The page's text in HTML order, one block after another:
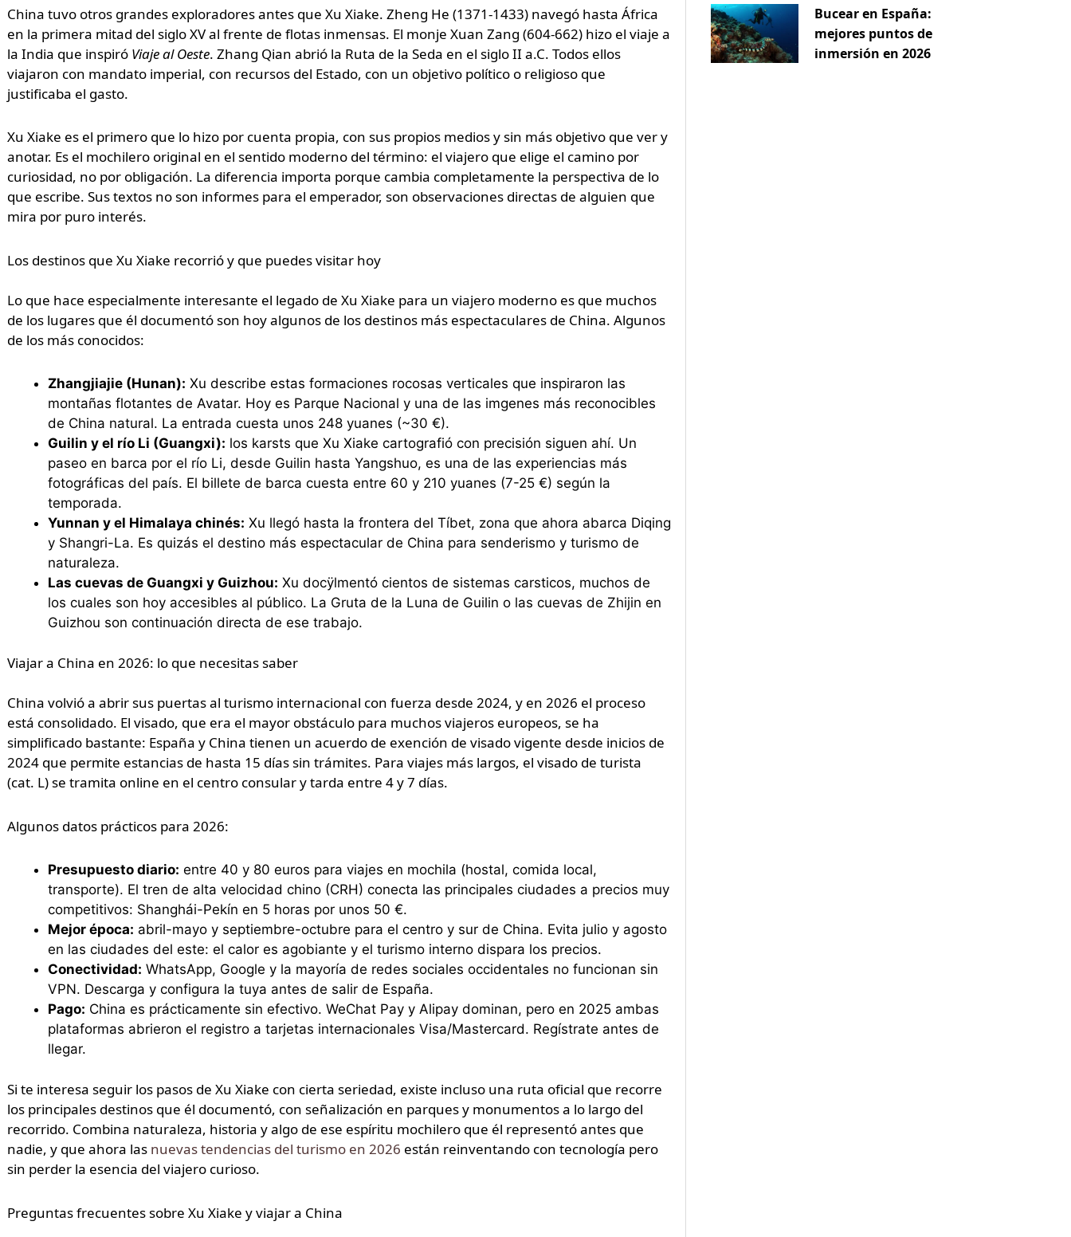
China tuvo otros grandes exploradores antes que Xu Xiake. Zheng He (1371-1433) navegó hasta África
en la primera mitad del siglo XV al frente de flotas inmensas. El monje Xuan Zang (604-662) hizo el viaje a
la India que inspiró Viaje al Oeste. Zhang Qian abrió la Ruta de la Seda en el siglo II a.C. Todos ellos
viajaron con mandato imperial, con recursos del Estado, con un objetivo político o religioso que
justificaba el gasto.
Xu Xiake es el primero que lo hizo por cuenta propia, con sus propios medios y sin más objetivo que ver y
anotar. Es el mochilero original en el sentido moderno del término: el viajero que elige el camino por
curiosidad, no por obligación. La diferencia importa porque cambia completamente la perspectiva de lo
que escribe. Sus textos no son informes para el emperador, son observaciones directas de alguien que
mira por puro interés.
Los destinos que Xu Xiake recorrió y que puedes visitar hoy
Lo que hace especialmente interesante el legado de Xu Xiake para un viajero moderno es que muchos
de los lugares que él documentó son hoy algunos de los destinos más espectaculares de China. Algunos
de los más conocidos:
Zhangjiajie (Hunan): Xu describe estas formaciones rocosas verticales que inspiraron las
montañas flotantes de Avatar. Hoy es Parque Nacional y una de las imgenes más reconocibles
de China natural. La entrada cuesta unos 248 yuanes (~30 €).
Guilin y el río Li (Guangxi): los karsts que Xu Xiake cartografió con precisión siguen ahí. Un
paseo en barca por el río Li, desde Guilin hasta Yangshuo, es una de las experiencias más
fotográficas del país. El billete de barca cuesta entre 60 y 210 yuanes (7-25 €) según la
temporada.
Yunnan y el Himalaya chinés: Xu llegó hasta la frontera del Tíbet, zona que ahora abarca Diqing
y Shangri-La. Es quizás el destino más espectacular de China para senderismo y turismo de
naturaleza.
Las cuevas de Guangxi y Guizhou: Xu docÿlmentó cientos de sistemas carsticos, muchos de
los cuales son hoy accesibles al público. La Gruta de la Luna de Guilin o las cuevas de Zhijin en
Guizhou son continuación directa de ese trabajo.
Viajar a China en 2026: lo que necesitas saber
China volvió a abrir sus puertas al turismo internacional con fuerza desde 2024, y en 2026 el proceso
está consolidado. El visado, que era el mayor obstáculo para muchos viajeros europeos, se ha
simplificado bastante: España y China tienen un acuerdo de exención de visado vigente desde inicios de
2024 que permite estancias de hasta 15 días sin trámites. Para viajes más largos, el visado de turista
(cat. L) se tramita online en el centro consular y tarda entre 4 y 7 días.
Algunos datos prácticos para 2026:
Presupuesto diario: entre 40 y 80 euros para viajes en mochila (hostal, comida local,
transporte). El tren de alta velocidad chino (CRH) conecta las principales ciudades a precios muy
competitivos: Shanghái-Pekín en 5 horas por unos 50 €.
Mejor época: abril-mayo y septiembre-octubre para el centro y sur de China. Evita julio y agosto
en las ciudades del este: el calor es agobiante y el turismo interno dispara los precios.
Conectividad: WhatsApp, Google y la mayoría de redes sociales occidentales no funcionan sin
VPN. Descarga y configura la tuya antes de salir de España.
Pago: China es prácticamente sin efectivo. WeChat Pay y Alipay dominan, pero en 2025 ambas
plataformas abrieron el registro a tarjetas internacionales Visa/Mastercard. Regístrate antes de
llegar.
Si te interesa seguir los pasos de Xu Xiake con cierta seriedad, existe incluso una ruta oficial que recorre
los principales destinos que él documentó, con señalización en parques y monumentos a lo largo del
recorrido. Combina naturaleza, historia y algo de ese espíritu mochilero que él representó antes que
nadie, y que ahora las nuevas tendencias del turismo en 2026 están reinventando con tecnología pero
sin perder la esencia del viajero curioso.
Preguntas frecuentes sobre Xu Xiake y viajar a China
Bucear en España:
mejores puntos de
inmersión en 2026